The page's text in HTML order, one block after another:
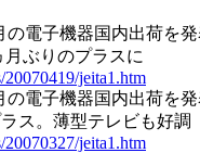
の電子機器国内出荷を
月ぶりのプラスに
20070419/jeita1.htm
の電子機器国内出荷を
ス。薄型テレビも好調
20070327/jeita1.htm